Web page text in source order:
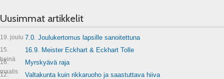
Uusimmat artikkelit
19. joulu 7.0. Joulukertomus lapsille sanoitettuna
15.
heinä
16.9. Meister Eckhart & Eckhart Tolle
16.
maalis
Myrskyävä raja
12.
Valtakunta kuin rikkaruoho ja saastuttava hiiva